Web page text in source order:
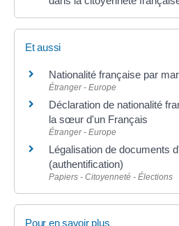
Et aussi
Nationalité française par
Étranger - Europe
Déclaration de nationalité
la sœur d'un Français
Étranger - Europe
Légalisation de documents
(authentification)
Papiers - Citoyenneté - Élections
Pour en savoir plus